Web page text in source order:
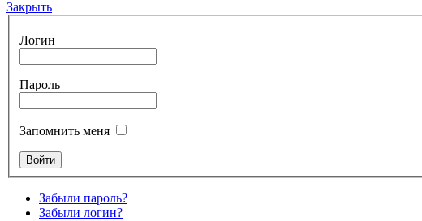
Закрыть
Логин
Пароль
Запомнить меня
Забыли пароль?
Забыли логин?